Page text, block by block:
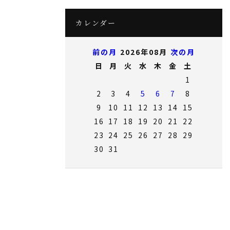
カレンダー
前の月 2026年08月 次の月
日
月 火 水 木 金
土
1
2
3 4 5 6 7
8
9
10 11 12 13 14 15
16 17 18 19 20 21
22
23 24 25 26 27 28
29
30 31